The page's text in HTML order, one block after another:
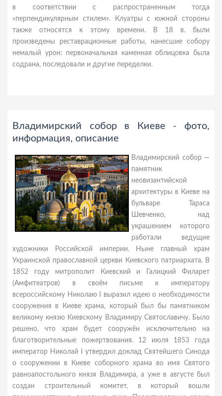
в соответствии с распространенным тогда
«перпендикулярным стилем». Клуатры с южной стороны
также относятся к этому времени. В 18 в. были
произведены реставрационные работы, нанесшие собору
немалый урон: первоначальная каменная облицовка была
содрана, последовали и другие переделки.
Владимирский собор в Киеве - фото,
информация, описание
Владимирский собор —
памятник
неовизантийской
архитектуры в Киеве на
бульваре Тараса
Шевченко, над
украшением которого
работали ведущие
художники Российской империи. Ныне главный храм
Украинской православной церкви Киевского патриархата. В
1852 году митрополит Киевский и Галицкий Филарет
(Амфитеатров) в своём письме к императору
всероссийскому Николаю I выразил идею о необходимости
сооружения в Киеве храма, который был бы памятником
великому князю Киевскому Владимиру Святославичу. Было
решено, что храм будет сооружён исключительно на
благотворительные пожертвования. 12 июля 1853 года
император Николай I утвердил доклад Святейшего Синода
о сооружении в Киеве соборного храма во имя Святого
равноапостольного князя Владимира, а уже в августе был
создан строительный комитет, в который вошли